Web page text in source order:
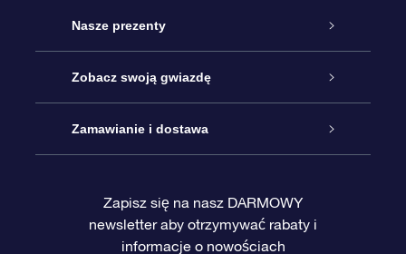
Obsługa
Kontakt
Blog
Recenzje
Nasze prezenty
Podarunek Gwiazda Online
Pakiet Podarunkowy OSR
Karta podarunkowa OSR
Zobacz swoją gwiazdę
Rejestr Gwiazd
Sprsonalizowana Strona Gwiazdy
Zamawianie i dostawa
Metody płatności
Zapisz się na nasz DARMOWY
newsletter aby otrzymywać rabaty i
informacje o nowościach